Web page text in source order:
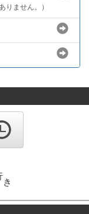
りません。）
き